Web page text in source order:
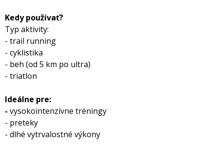
Kedy používať?
Typ aktivity:
- trail running
- cyklistika
- beh (od 5 km po ultra)
- triatlon
Ideálne pre:
- vysokointenzívne tréningy
- preteky
- dlhé vytrvalostné výkony